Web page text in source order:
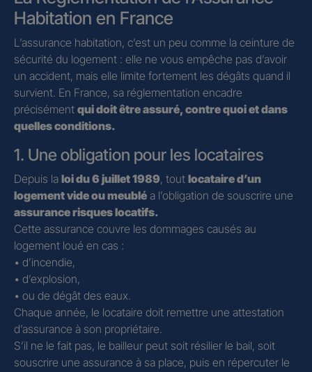
Habitation en France
L’assurance habitation, c’est un peu comme la ceinture de
sécurité du logement : elle ne vous empêche pas d’avoir
un accident, mais elle limite fortement les dégâts quand il
survient. En France, sa réglementation encadre
précisément qui doit être assuré, contre quoi et dans
quelles conditions.
1. Une obligation pour les locataires
Depuis la loi du 6 juillet 1989, tout locataire d’un
logement vide ou meublé a l’obligation de souscrire une
assurance risques locatifs.
Cette assurance couvre les dommages causés au
logement loué en cas :
• d’incendie,
• d’explosion,
• ou de dégât des eaux.
Chaque année, le locataire doit remettre une attestation
d’assurance à son propriétaire.
S’il ne le fait pas, le bailleur peut soit résilier le bail, soit
souscrire une assurance à sa place, puis en répercuter le